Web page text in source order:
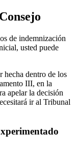
de indemnización
usted puede
hecha dentro de los
III, en la
apelar la decisión
ir al Tribunal